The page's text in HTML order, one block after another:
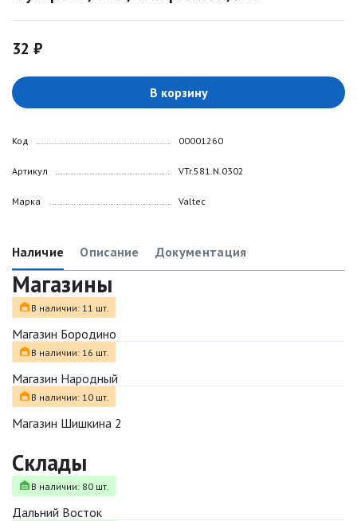
32 ₽
В корзину
Код
Артикул
Марка
00001260
VTr.581.N.0302
Valtec
Наличие Описание Документация
Магазины
В наличии: 11 шт.
Магазин Бородино
В наличии: 16 шт.
Магазин Народный
В наличии: 10 шт.
Магазин Шишкина 2
Склады
В наличии: 80 шт.
Дальний Восток